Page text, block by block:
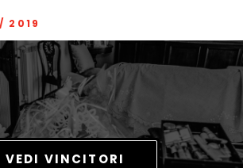
2019
VEDI VINCITORI